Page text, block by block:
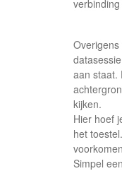
aan staat.
kijken.
Hier hoef
het
Simpel een